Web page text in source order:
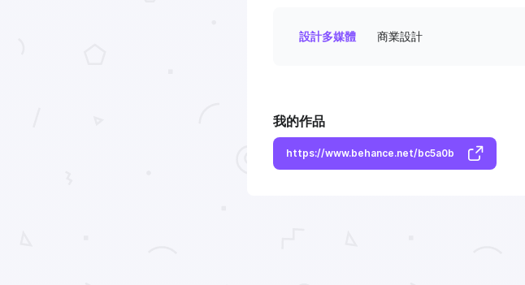
設計多媒體 商業設計
我的作品
https://www.behance.net/bc5a0b